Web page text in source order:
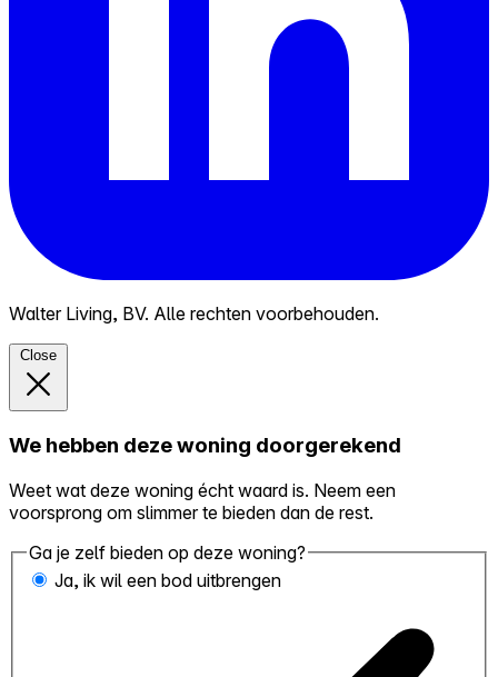
Walter Living, BV. Alle rechten voorbehouden.
Close
We hebben deze woning doorgerekend
Weet wat deze woning écht waard is. Neem een
voorsprong om slimmer te bieden dan de rest.
Ga je zelf bieden op deze woning?
Ja, ik wil een bod uitbrengen